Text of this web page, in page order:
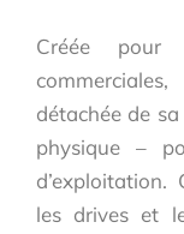
Créée pour
détachée de
physique –
les drives et